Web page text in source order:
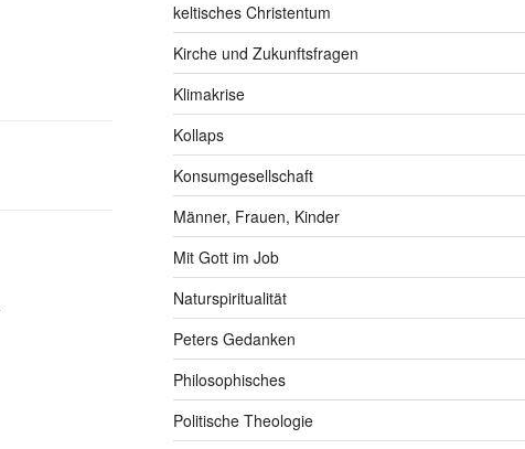
keltisches Christentum
Kirche und Zukunftsfragen
Klimakrise
Kollaps
Konsumgesellschaft
Männer, Frauen, Kinder
Mit Gott im Job
Naturspiritualität
Peters Gedanken
Philosophisches
Politische Theologie